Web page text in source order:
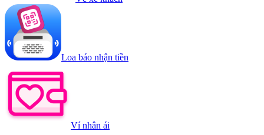
Loa báo nhận tiền
Ví nhân ái